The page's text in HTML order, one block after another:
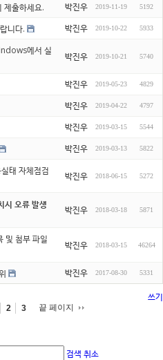
출하세요. 박진우 2019-11-19 5192
니다. 박진우 2019-10-22 5933
에서 실
박진우 2019-10-21 5740
박진우 2019-05-23 4829
박진우 2019-04-22 4797
박진우 2019-03-15 5544
박진우 2019-03-13 5822
태 자체점검 박진우 2018-06-15 5272
오류 발생
박진우 2018-03-18 5871
및 첨부 파일
박진우 2018-03-15 46264
박진우 2017-08-30 5331
쓰기
2 3 끝 페이지
검색 취소